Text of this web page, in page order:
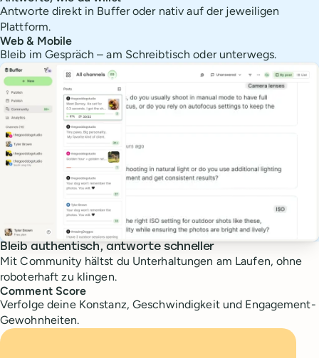
Antworte direkt in Buffer oder nativ auf der jeweiligen
Plattform.
Web & Mobile
Bleib im Gespräch – am Schreibtisch oder unterwegs.
Bleib authentisch, antworte schneller
Mit Community hältst du Unterhaltungen am Laufen, ohne
roboterhaft zu klingen.
Comment Score
Verfolge deine Konstanz, Geschwindigkeit und Engagement-
Gewohnheiten.